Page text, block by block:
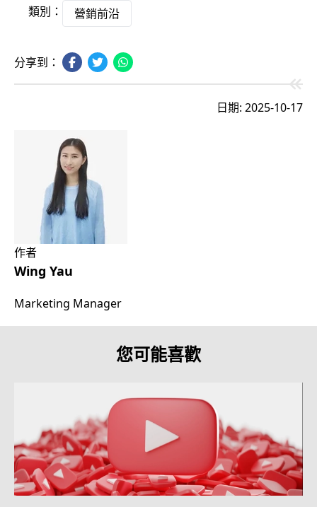
類別： 營銷前沿
分享到：
日期: 2025-10-17
作者
Wing Yau
Marketing Manager
您可能喜歡